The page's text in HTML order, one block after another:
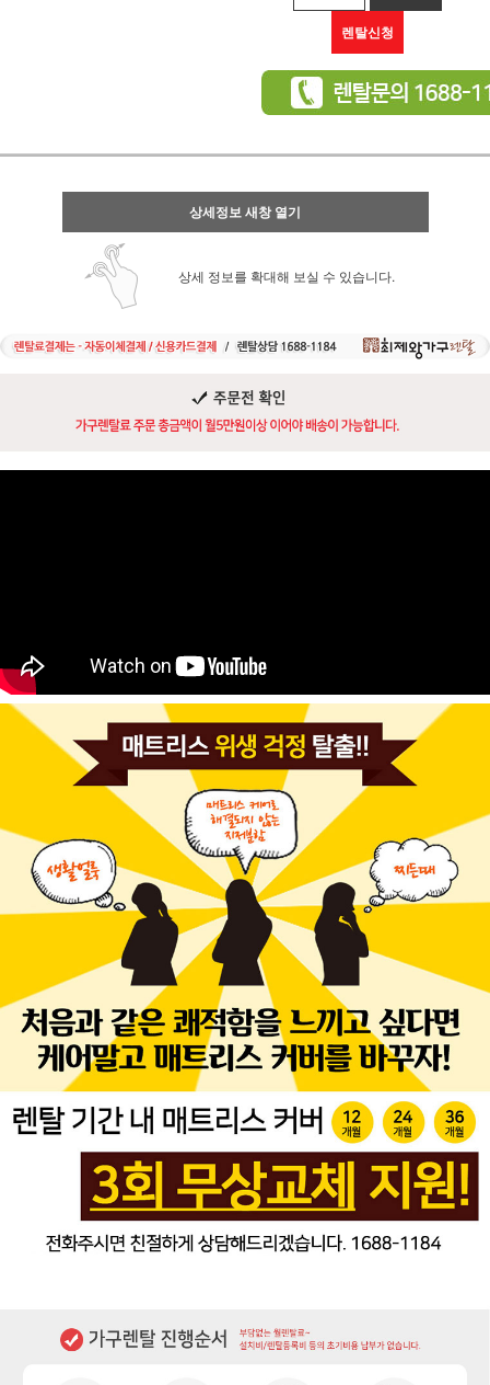
렌탈신청
상세정보 새창 열기
상세 정보를 확대해 보실 수 있습니다.